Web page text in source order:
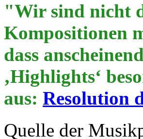
"Wir sind nicht
Kompositionen
dass
‚Highlights‘
aus: Resolution
Quelle der